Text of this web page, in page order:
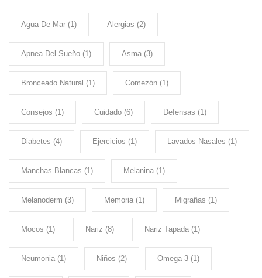
Agua De Mar (1) Alergias (2)
Apnea Del Sueño (1) Asma (3)
Bronceado Natural (1) Comezón (1)
Consejos (1) Cuidado (6) Defensas (1)
Diabetes (4) Ejercicios (1) Lavados Nasales (1)
Manchas Blancas (1) Melanina (1)
Melanoderm (3) Memoria (1) Migrañas (1)
Mocos (1) Nariz (8) Nariz Tapada (1)
Neumonia (1) Niños (2) Omega 3 (1)